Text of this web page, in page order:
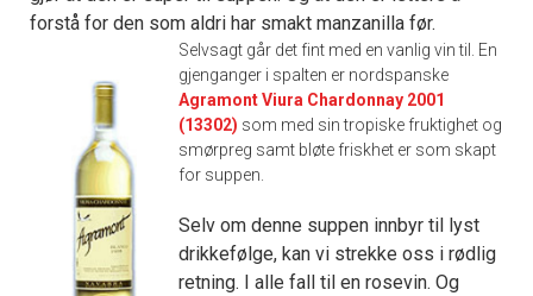
forstå for den som aldri har smakt manzanilla før.
Selvsagt går det fint med en vanlig vin til. En
gjenganger i spalten er nordspanske
Agramont Viura Chardonnay 2001
(13302) som med sin tropiske fruktighet og
smørpreg samt bløte friskhet er som skapt
for suppen.
Selv om denne suppen innbyr til lyst
drikkefølge, kan vi strekke oss i rødlig
retning. I alle fall til en rosevin. Og